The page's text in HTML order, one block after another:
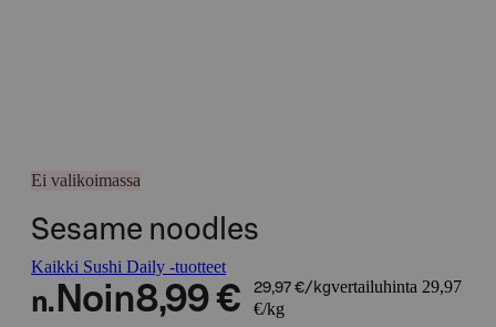
Ei valikoimassa
Sesame noodles
Kaikki Sushi Daily -tuotteet
n. Noin8,99 € 29,97 €/kgvertailuhinta 29,97
€/kg